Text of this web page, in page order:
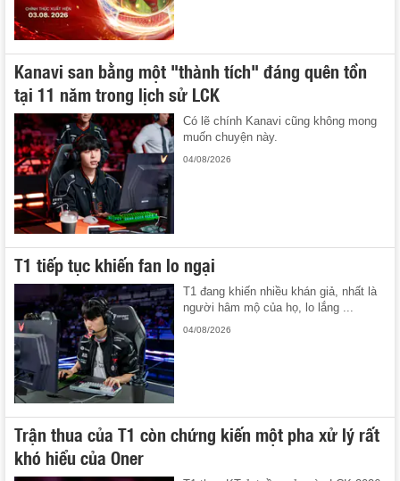
Kanavi san bằng một "thành tích" đáng quên tồn
tại 11 năm trong lịch sử LCK
Có lẽ chính Kanavi cũng không mong
muốn chuyện này.
04/08/2026
T1 tiếp tục khiến fan lo ngại
T1 đang khiến nhiều khán giả, nhất là
người hâm mộ của họ, lo lắng ...
04/08/2026
Trận thua của T1 còn chứng kiến một pha xử lý rất
khó hiểu của Oner